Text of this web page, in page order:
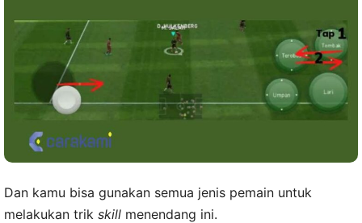
Dan kamu bisa gunakan semua jenis pemain untuk
melakukan trik skill menendang ini.